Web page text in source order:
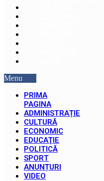
Menu
PRIMA
PAGINA
ADMINISTRAȚIE
CULTURĂ
ECONOMIC
EDUCAŢIE
POLITICĂ
SPORT
ANUNȚURI
VIDEO